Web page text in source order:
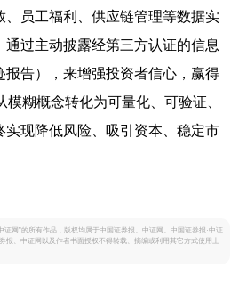
、员工福利、供应链管理等数据实
过主动披露经第三方认证的信息
报告），来增强投资者信心，赢得
糊概念转化为可量化、可验证、
实现降低风险、吸引资本、稳定市
证网”的所有作品，版权均属于中国证券报、中证网。中国证券报·中证
报、中证网以及作者书面授权不得转载、摘编或利用其它方式使用上